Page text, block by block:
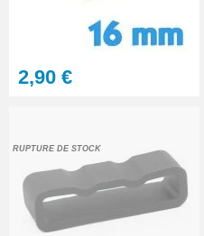
2,90 €
RUPTURE DE STOCK